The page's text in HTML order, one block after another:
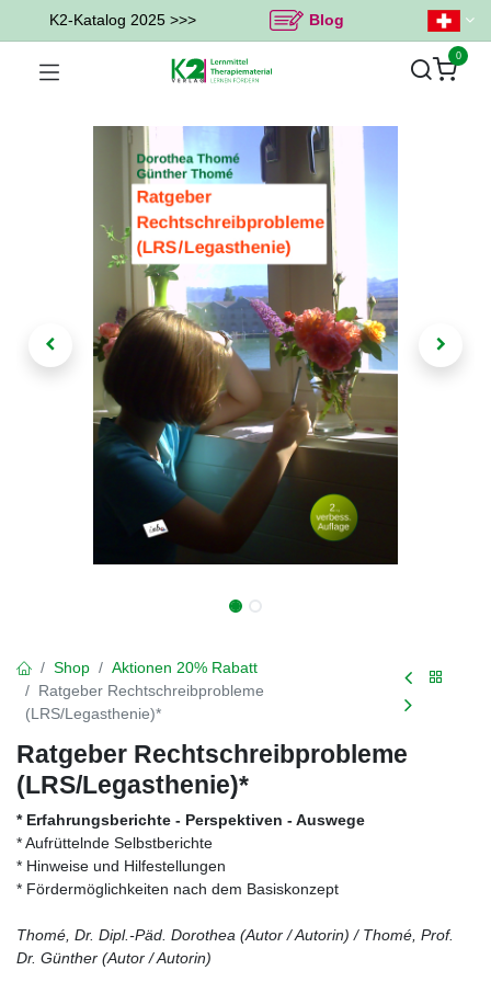
K2-Katalog 2025 >>> Blog
0
Shop
Aktionen 20% Rabatt
Ratgeber Rechtschreibprobleme
(LRS/Legasthenie)*
Ratgeber Rechtschreibprobleme
(LRS/Legasthenie)*
* Erfahrungsberichte - Perspektiven - Auswege
* Aufrüttelnde Selbstberichte
* Hinweise und Hilfestellungen
* Fördermöglichkeiten nach dem Basiskonzept
Thomé, Dr. Dipl.-Päd. Dorothea (Autor / Autorin) / Thomé, Prof.
Dr. Günther (Autor / Autorin)